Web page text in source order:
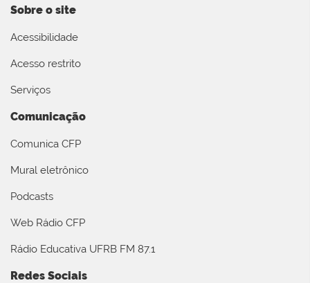
Sobre o site
Acessibilidade
Acesso restrito
Serviços
Comunicação
Comunica CFP
Mural eletrônico
Podcasts
Web Rádio CFP
Rádio Educativa UFRB FM 87.1
Redes Sociais